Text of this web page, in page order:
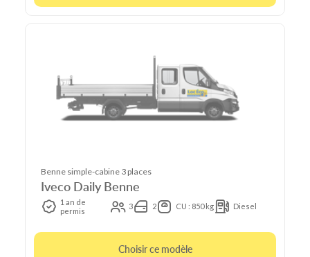
Benne simple-cabine 3 places
Iveco Daily Benne
1 an de
permis
3 2 CU : 850 kg Diesel
Choisir ce modèle